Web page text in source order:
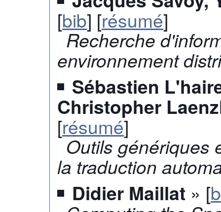
[bib] [résumé]
Recherche
environnement
Sébastien
Christopher
[résumé]
Outils génériques
la traduction
Didier Maillat » [